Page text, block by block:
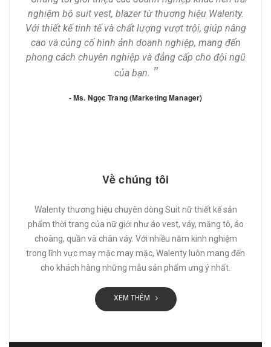
nghiệm bộ suit vest, blazer từ thương hiệu Walenty.
Với thiết kế tinh tế và chất lượng vượt trội, giúp nâng
cao và củng cố hình ảnh doanh nghiệp, mang đến
phong cách chuyên nghiệp và đẳng cấp cho đội ngũ
của bạn.
- Ms. Ngọc Trang (Marketing Manager)
Về chúng tôi
Walenty thương hiệu chuyên dòng Suit nữ thiết kế sản
phẩm thời trang của nữ giới như áo vest, váy, măng tô, áo
choàng, quần và chân váy. Với nhiều năm kinh nghiệm
trong lĩnh vực may mặc may mặc, Walenty luôn mang đến
cho khách hàng những mẫu sản phẩm ưng ý nhất.
XEM THÊM